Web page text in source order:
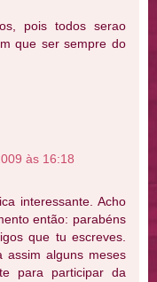
pois todos serao
que ser sempre do
às 16:18
interessante. Acho
então: parabéns
que tu escreves.
assim alguns meses
para participar da